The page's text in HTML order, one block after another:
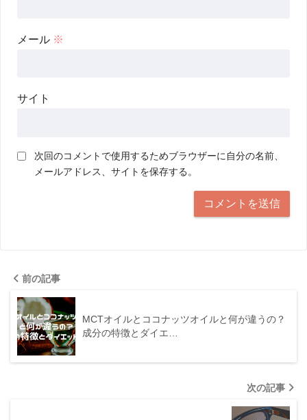
メール ※
サイト
次回のコメントで使用するためブラウザーに自分の名前、
メールアドレス、サイトを保存する。
前の記事
MCTオイルとココナッツオイルと何が違うの？
成分の特徴とダイエ…
次の記事